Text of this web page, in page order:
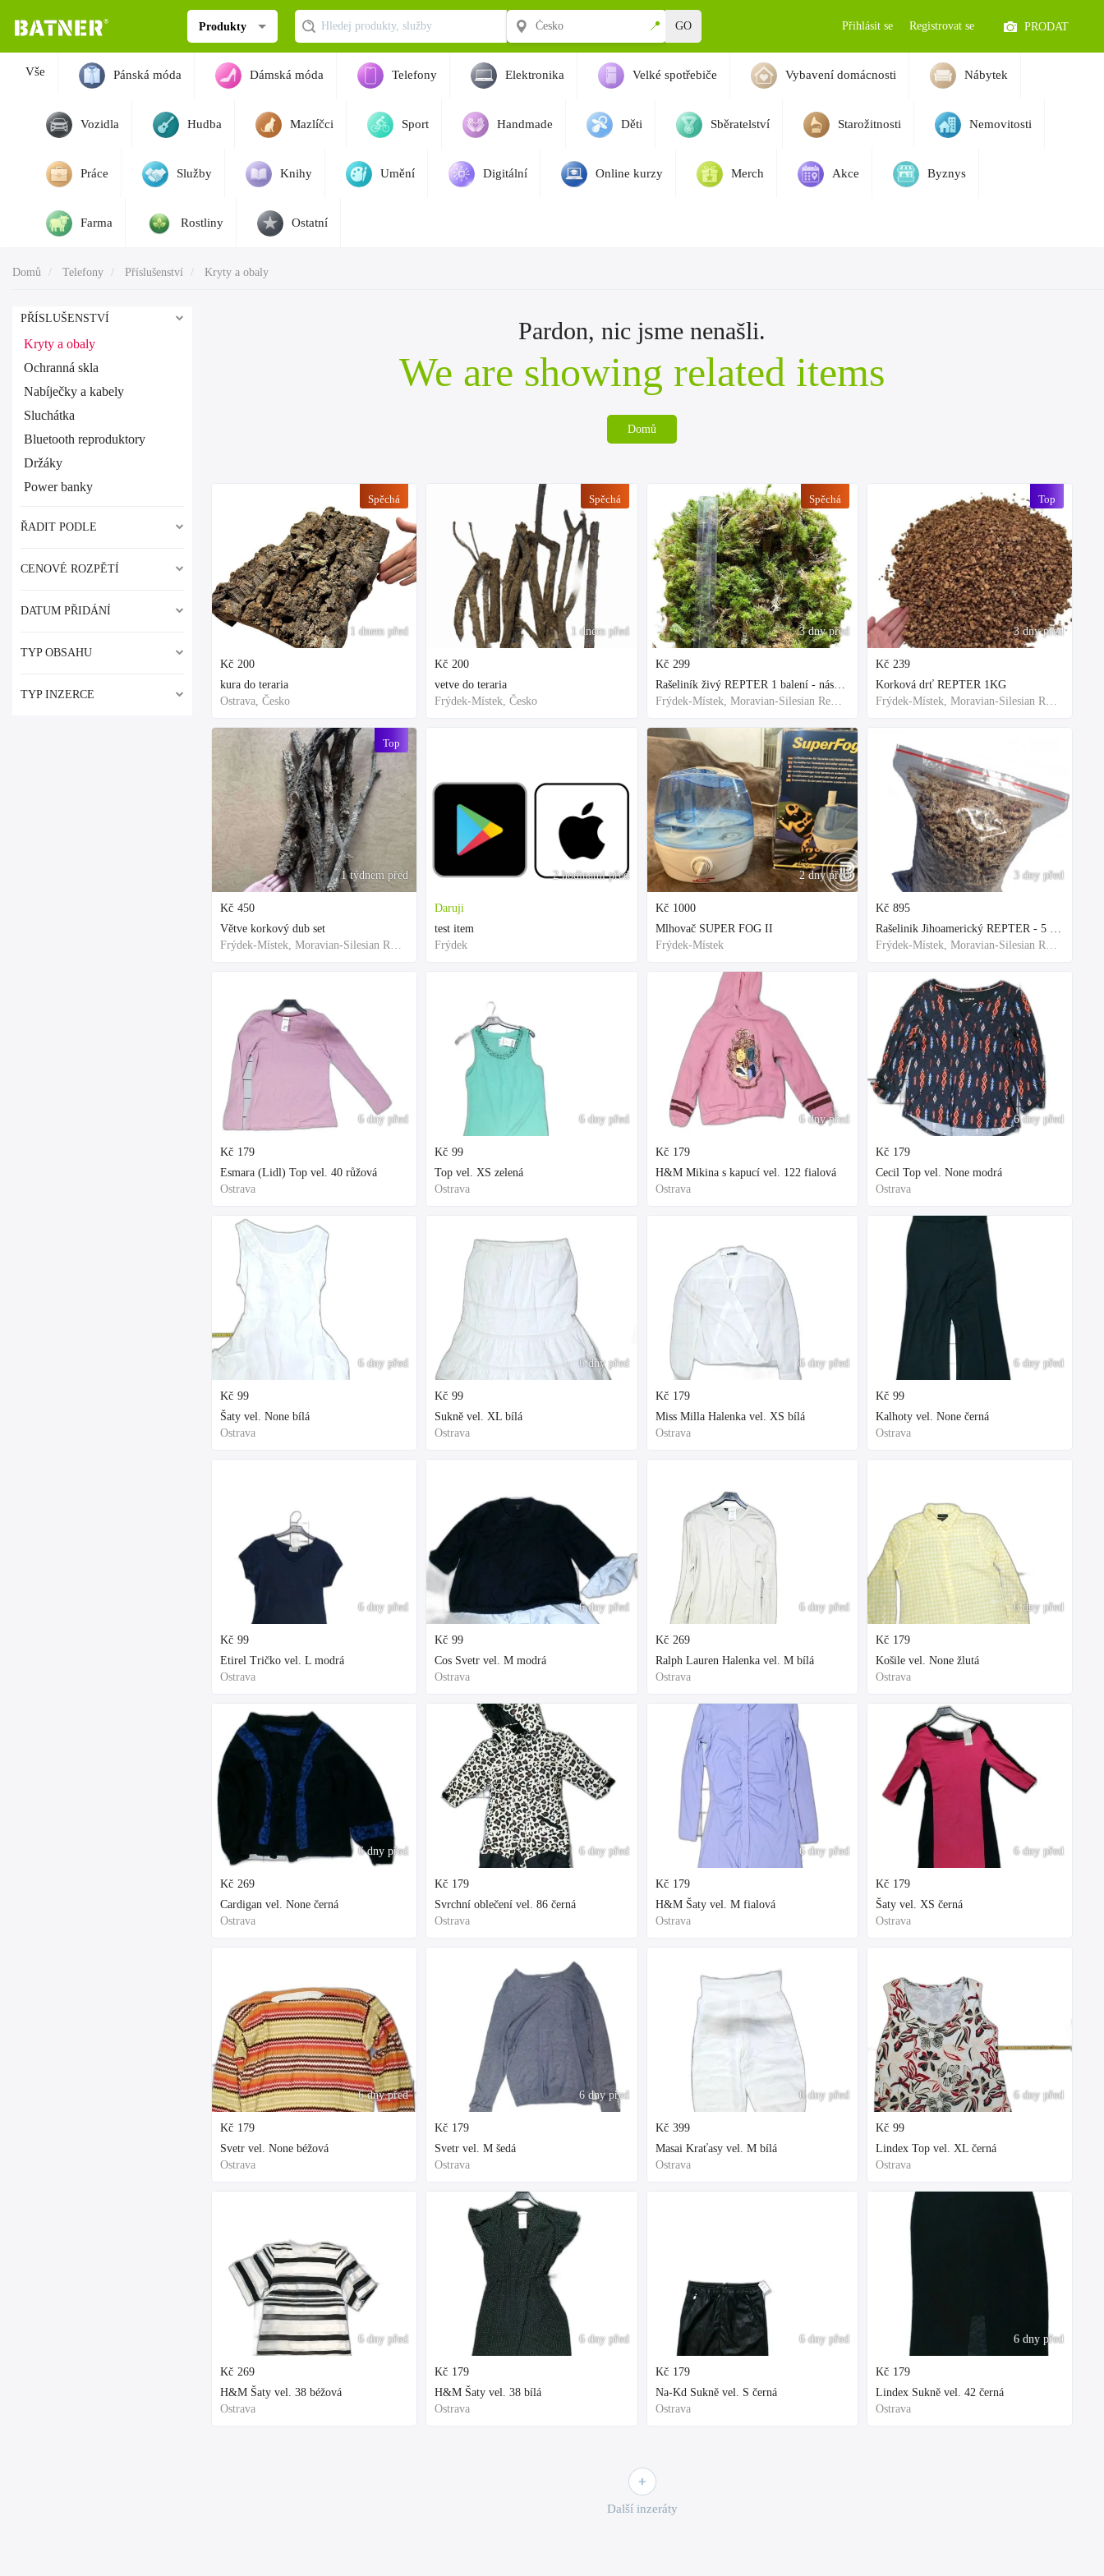
Produkty 📍 GO Přihlásit se Registrovat se PRODAT
Vše Pánská móda Dámská móda Telefony Elektronika Velké spotřebiče Vybavení domácnosti Nábytek
Vozidla Hudba Mazlíčci Sport Handmade Děti Sběratelství Starožitnosti Nemovitosti
Práce Služby Knihy Umění Digitální Online kurzy Merch Akce Byznys
Farma Rostliny Ostatní
Domů Telefony Příslušenství Kryty a obaly
PŘÍSLUŠENSTVÍ
Kryty a obaly
Ochranná skla
Nabíječky a kabely
Sluchátka
Bluetooth reproduktory
Držáky
Power banky
ŘADIT PODLE
CENOVÉ ROZPĚTÍ
DATUM PŘIDÁNÍ
TYP OBSAHU
TYP INZERCE
Pardon, nic jsme nenašli.
We are showing related items
Domů
1 dnem před
Spěchá
Kč 200
kura do teraria
Ostrava, Česko
1 týdnem před
Top
Kč 450
Větve korkový dub set
Frýdek-Místek, Moravian-Silesian Region,Others
6 dny před
Kč 179
Esmara (Lidl) Top vel. 40 růžová
Ostrava
6 dny před
Kč 99
Šaty vel. None bílá
Ostrava
6 dny před
Kč 99
Etirel Tričko vel. L modrá
Ostrava
6 dny před
Kč 269
Cardigan vel. None černá
Ostrava
6 dny před
Kč 179
Svetr vel. None béžová
Ostrava
6 dny před
Kč 269
H&M Šaty vel. 38 béžová
Ostrava
1 dnem před
Spěchá
Kč 200
vetve do teraria
Frýdek-Místek, Česko
2 hodinami před
Daruji
test item
Frýdek
6 dny před
Kč 99
Top vel. XS zelená
Ostrava
6 dny před
Kč 99
Sukně vel. XL bílá
Ostrava
6 dny před
Kč 99
Cos Svetr vel. M modrá
Ostrava
6 dny před
Kč 179
Svrchní oblečení vel. 86 černá
Ostrava
6 dny před
Kč 179
Svetr vel. M šedá
Ostrava
6 dny před
Kč 179
H&M Šaty vel. 38 bílá
Ostrava
3 dny před
Spěchá
Kč 299
Rašeliník živý REPTER 1 balení - násada, TOP kvalita 30cm-30cm-8cm
Frýdek-Místek, Moravian-Silesian Region,Others
2 dny před
Kč 1000
Mlhovač SUPER FOG II
Frýdek-Místek
6 dny před
Kč 179
H&M Mikina s kapucí vel. 122 fialová
Ostrava
6 dny před
Kč 179
Miss Milla Halenka vel. XS bílá
Ostrava
6 dny před
Kč 269
Ralph Lauren Halenka vel. M bílá
Ostrava
6 dny před
Kč 179
H&M Šaty vel. M fialová
Ostrava
6 dny před
Kč 399
Masai Kraťasy vel. M bílá
Ostrava
6 dny před
Kč 179
Na-Kd Sukně vel. S černá
Ostrava
3 dny před
Top
Kč 239
Korková drť REPTER 1KG
Frýdek-Místek, Moravian-Silesian Region,Others
3 dny před
Kč 895
Rašelinik Jihoamerický REPTER - 5 balení - 500g -
Frýdek-Místek, Moravian-Silesian Region,Others
6 dny před
Kč 179
Cecil Top vel. None modrá
Ostrava
6 dny před
Kč 99
Kalhoty vel. None černá
Ostrava
6 dny před
Kč 179
Košile vel. None žlutá
Ostrava
6 dny před
Kč 179
Šaty vel. XS černá
Ostrava
6 dny před
Kč 99
Lindex Top vel. XL černá
Ostrava
6 dny před
Kč 179
Lindex Sukně vel. 42 černá
Ostrava
Další inzeráty